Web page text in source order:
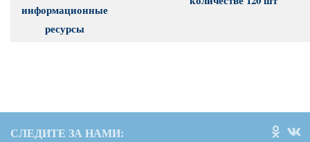
информационные
ресурсы
СЛЕДИТЕ ЗА НАМИ: